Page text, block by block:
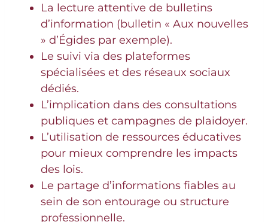
La lecture attentive de bulletins
d’information (bulletin « Aux nouvelles
» d’Égides par exemple).
Le suivi via des plateformes
spécialisées et des réseaux sociaux
dédiés.
L’implication dans des consultations
publiques et campagnes de plaidoyer.
L’utilisation de ressources éducatives
pour mieux comprendre les impacts
des lois.
Le partage d’informations fiables au
sein de son entourage ou structure
professionnelle.